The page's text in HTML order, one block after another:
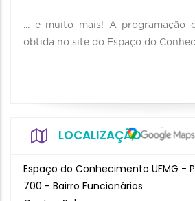
... e muito mais! A programação
obtida no site do Espaço do
LOCALIZAÇÃO
Espaço do Conhecimento UFMG -
700 - Bairro Funcionários